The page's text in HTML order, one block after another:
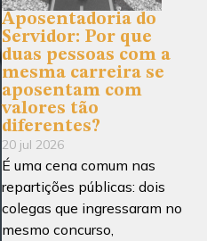
Aposentadoria do
Servidor: Por que
duas pessoas com a
mesma carreira se
aposentam com
valores tão
diferentes?
20 jul 2026
É uma cena comum nas
repartições públicas: dois
colegas que ingressaram no
mesmo concurso,